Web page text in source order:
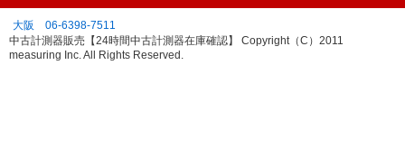
大阪 06-6398-7511
中古計測器販売【24時間中古計測器在庫確認】 Copyright（C）2011
measuring Inc. All Rights Reserved.